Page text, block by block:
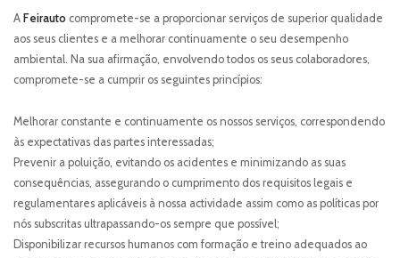
Tel.:
Email:feirauto@feirauto.pt
Tel.:
Fax:
Email:martinsdesa@feirauto.pt
A Feirauto compromete-se a proporcionar serviços de superior qualidade
aos seus clientes e a melhorar continuamente o seu desempenho
ambiental. Na sua afirmação, envolvendo todos os seus colaboradores,
compromete-se a cumprir os seguintes princípios:
Melhorar constante e continuamente os nossos serviços, correspondendo
às expectativas das partes interessadas;
Prevenir a poluição, evitando os acidentes e minimizando as suas
consequências, assegurando o cumprimento dos requisitos legais e
regulamentares aplicáveis à nossa actividade assim como as políticas por
nós subscritas ultrapassando-os sempre que possível;
Disponibilizar recursos humanos com formação e treino adequados ao